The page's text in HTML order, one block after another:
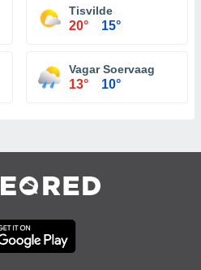
Tisvilde
20° 15°
Vagar Soervaag
13° 10°